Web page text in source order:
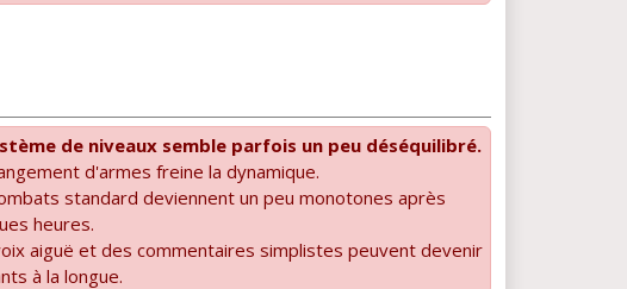
de niveaux semble parfois un peu déséquilibré.
d'armes freine la dynamique.
standard deviennent un peu monotones après
heures.
aiguë et des commentaires simplistes peuvent devenir
à la longue.